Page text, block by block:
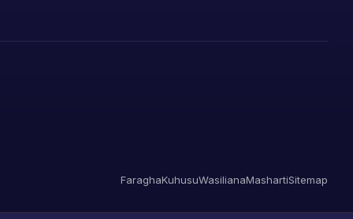
FaraghaKuhusuWasilianaMashartiSitemap